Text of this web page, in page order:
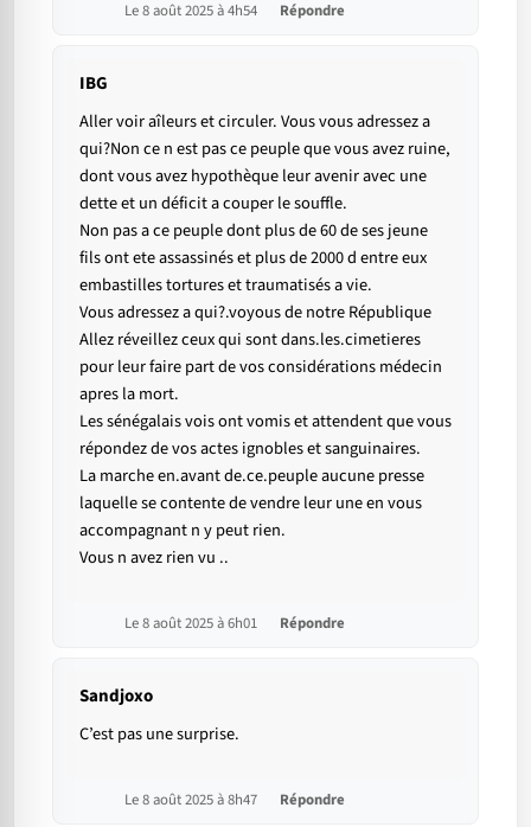
Le 8 août 2025 à 4h54 Répondre
IBG
Aller voir aîleurs et circuler. Vous vous adressez a
qui?Non ce n est pas ce peuple que vous avez ruine,
dont vous avez hypothèque leur avenir avec une
dette et un déficit a couper le souffle.
Non pas a ce peuple dont plus de 60 de ses jeune
fils ont ete assassinés et plus de 2000 d entre eux
embastilles tortures et traumatisés a vie.
Vous adressez a qui?.voyous de notre République
Allez réveillez ceux qui sont dans.les.cimetieres
pour leur faire part de vos considérations médecin
apres la mort.
Les sénégalais vois ont vomis et attendent que vous
répondez de vos actes ignobles et sanguinaires.
La marche en.avant de.ce.peuple aucune presse
laquelle se contente de vendre leur une en vous
accompagnant n y peut rien.
Vous n avez rien vu ..
Le 8 août 2025 à 6h01 Répondre
Sandjoxo
C’est pas une surprise.
Le 8 août 2025 à 8h47 Répondre